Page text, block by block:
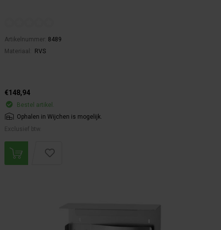
Artikelnummer: 8489
Materiaal:
RVS
€148,94
Bestel artikel.
Ophalen in Wijchen is mogelijk.
Exclusief btw.